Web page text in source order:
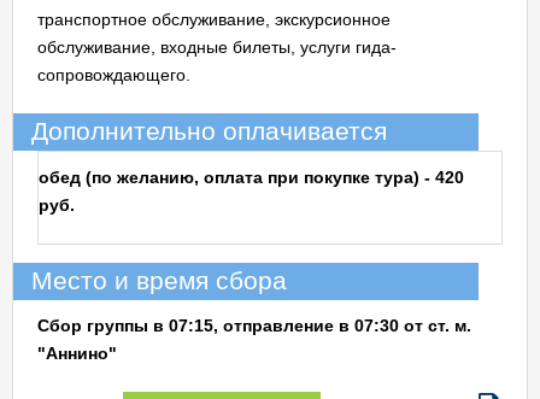
транспортное обслуживание, экскурсионное
обслуживание, входные билеты, услуги гида-
сопровождающего.
Дополнительно оплачивается
обед (по желанию, оплата при покупке тура) - 420
руб.
Место и время сбора
Сбор группы в 07:15, отправление в 07:30 от ст. м.
"Аннино"